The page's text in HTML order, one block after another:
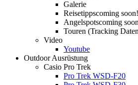
Galerie
Reisetippscoming soon!
Angelspotscoming
Touren (Tracking
Video
Youtube
Outdoor Ausrüstung
Casio Pro Trek
Pro Trek WSD-F20